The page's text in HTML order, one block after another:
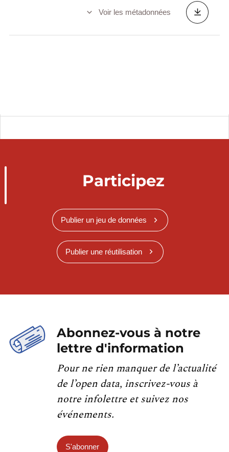
Voir les métadonnées
Participez
Publier un jeu de données
Publier une réutilisation
Abonnez-vous à notre
lettre d'information
Pour ne rien manquer de l’actualité
de l’open data, inscrivez-vous à
notre infolettre et suivez nos
événements.
S'abonner